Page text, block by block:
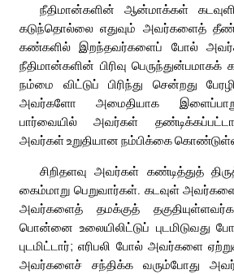
நீதிமான்களின் ஆன்மாக்கள்
கடுந்தொல்லை எதுவும் அவர்களைத்
கண்களில் இறந்தவர்களைப் போல்
நீதிமான்களின் பிரிவு
நம்மை விட்டுப் பிரிந்து சென்றது
அவர்களோ அமைதியாக
பார்வையில் அவர்கள்
அவர்கள் உறுதியான நம்பிக்கை
சிறிதளவு அவர்கள் கண்டித்துத்
கைம்மாறு பெறுவார்கள். கடவுள்
அவர்களைத் தமக்குத்
பொன்னை உலையிலிட்டுப்
புடமிட்டார்; எரிபலி போல் அவர்களை
அவர்களைச் சந்திக்க வரும்போது